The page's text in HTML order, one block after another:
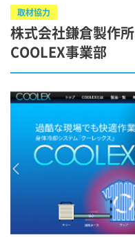
取材協力
株式会社鎌倉製作所
COOLEX事業部